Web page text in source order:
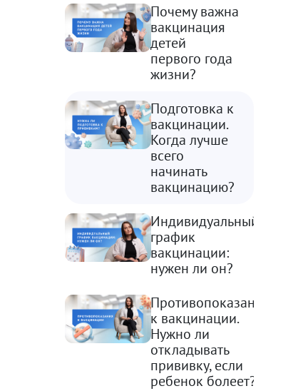
Почему важна
вакцинация
детей
первого года
жизни?
Подготовка к
вакцинации.
Когда лучше
всего
начинать
вакцинацию?
Индивидуальный
график
вакцинации:
нужен ли он?
Противопоказания
к вакцинации.
Нужно ли
откладывать
прививку, если
ребенок болеет?